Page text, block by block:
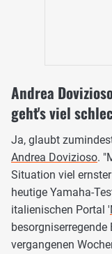
Andrea
geht's viel
Ja, glaubt
Andrea Dovizioso.
Situation viel
heutige Yamaha-
italienischen Portal '
vergangenen